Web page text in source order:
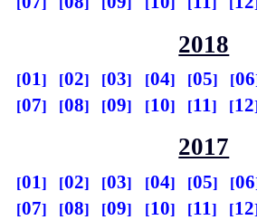
2018
01 02 03 04 05
06
07
08 09 10 11 12
2017
01 02 03 04 05
06
07
08 09 10 11 12